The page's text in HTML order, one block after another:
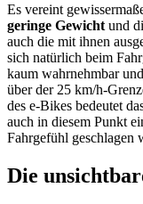
Es vereint
geringe Gewicht und
auch die mit ihnen
sich natürlich beim
kaum wahrnehmbar
über der 25 km/h-
des e-Bikes bedeutet
auch in diesem Punkt
Fahrgefühl geschlagen
Die